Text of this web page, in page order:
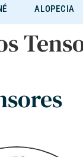
ALOPECIA